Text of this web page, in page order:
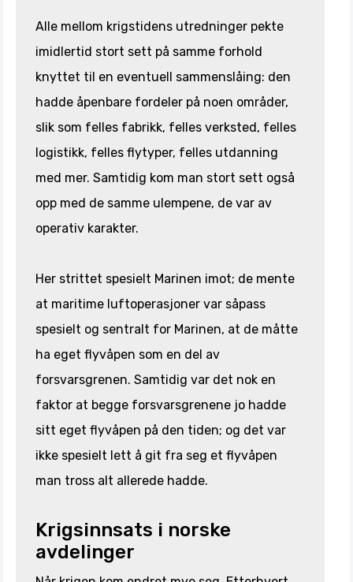
Alle mellom krigstidens utredninger pekte
imidlertid stort sett på samme forhold
knyttet til en eventuell sammenslåing: den
hadde åpenbare fordeler på noen områder,
slik som felles fabrikk, felles verksted, felles
logistikk, felles flytyper, felles utdanning
med mer. Samtidig kom man stort sett også
opp med de samme ulempene, de var av
operativ karakter.
Her strittet spesielt Marinen imot; de mente
at maritime luftoperasjoner var såpass
spesielt og sentralt for Marinen, at de måtte
ha eget flyvåpen som en del av
forsvarsgrenen. Samtidig var det nok en
faktor at begge forsvarsgrenene jo hadde
sitt eget flyvåpen på den tiden; og det var
ikke spesielt lett å git fra seg et flyvåpen
man tross alt allerede hadde.
Krigsinnsats i norske
avdelinger